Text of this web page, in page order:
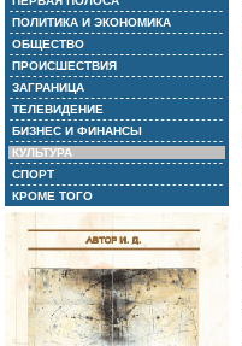
ПОЛИТИКА И ЭКОНОМИКА
ОБЩЕСТВО
ПРОИСШЕСТВИЯ
ЗАГРАНИЦА
ТЕЛЕВИДЕНИЕ
БИЗНЕС И ФИНАНСЫ
КУЛЬТУРА
СПОРТ
КРОМЕ ТОГО